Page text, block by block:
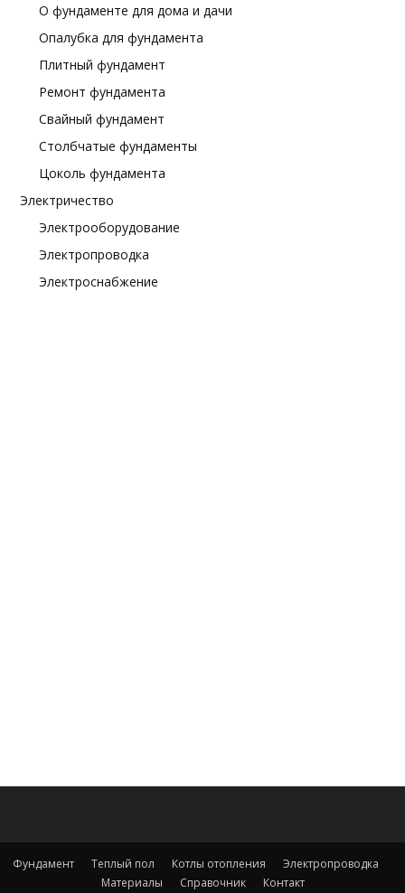
О фундаменте для дома и дачи
Опалубка для фундамента
Плитный фундамент
Ремонт фундамента
Свайный фундамент
Столбчатые фундаменты
Цоколь фундамента
Электричество
Электрооборудование
Электропроводка
Электроснабжение
Фундамент Теплый пол Котлы отопления
Электропроводка
Материалы
Справочник Контакт